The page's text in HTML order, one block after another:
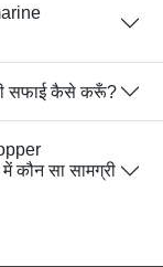
मैं ब्रैसलेट की सफाई कैसे करूँ?